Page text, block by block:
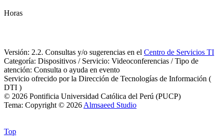
Horas
Versión: 2.2. Consultas y/o sugerencias en el Centro de Servicios TI
Categoría: Dispositivos / Servicio: Videoconferencias / Tipo de
atención: Consulta o ayuda en evento
Servicio ofrecido por la Dirección de Tecnologías de Información (
DTI )
© 2026 Pontificia Universidad Católica del Perú (PUCP)
Tema: Copyright © 2026 Almsaeed Studio
Top